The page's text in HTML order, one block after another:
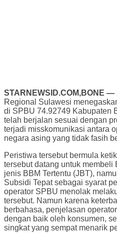
STARNEWSID.COM,BONE —
Regional Sulawesi
di SPBU 74.92749 Kabupaten
telah berjalan sesuai dengan
terjadi misskomunikasi antara
negara asing yang tidak fasih
Peristiwa tersebut bermula
tersebut datang untuk membeli
jenis BBM Tertentu (JBT),
Subsidi Tepat sebagai syarat
operator SPBU menolak
tersebut. Namun karena
berbahasa, penjelasan
dengan baik oleh konsumen,
singkat yang sempat menarik